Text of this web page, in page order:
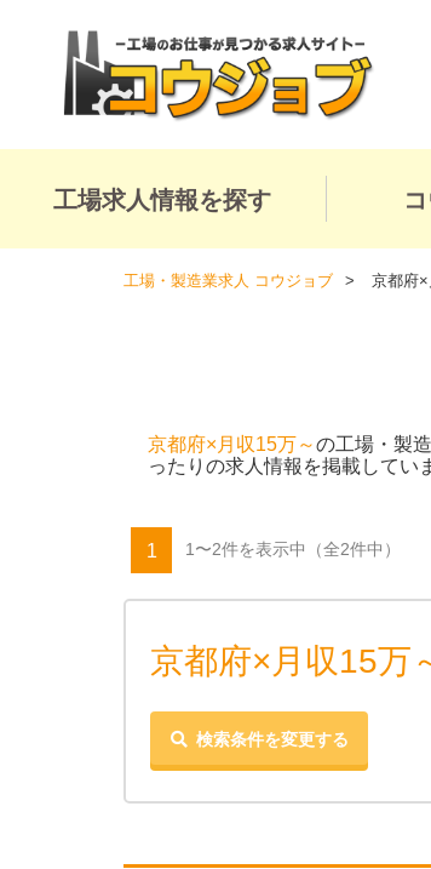
工場求人情報を探す
工場・製造業求人 コウジョブ 京都府×
京都府×月収15万～の工場・製
ったりの求人情報を掲載してい
1 1〜2件を表示中 （全2件中）
京都府×月収15万
検索条件を変更する